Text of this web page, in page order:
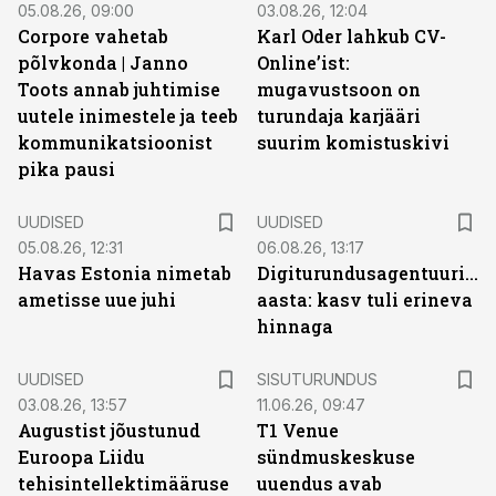
05.08.26, 09:00
Corpore vahetab
põlvkonda | Janno
Toots annab juhtimise
uutele inimestele ja teeb
kommunikatsioonist
pika pausi
03.08.26, 12:04
Karl Oder lahkub CV-
Online’ist:
mugavustsoon on
turundaja karjääri
suurim komistuskivi
UUDISED
05.08.26, 12:31
Havas Estonia nimetab
ametisse uue juhi
UUDISED
06.08.26, 13:17
Digiturundusagentuuride
aasta: kasv tuli erineva
hinnaga
UUDISED
03.08.26, 13:57
Augustist jõustunud
Euroopa Liidu
tehisintellektimääruse
SISUTURUNDUS
11.06.26, 09:47
T1 Venue
sündmuskeskuse
uuendus avab